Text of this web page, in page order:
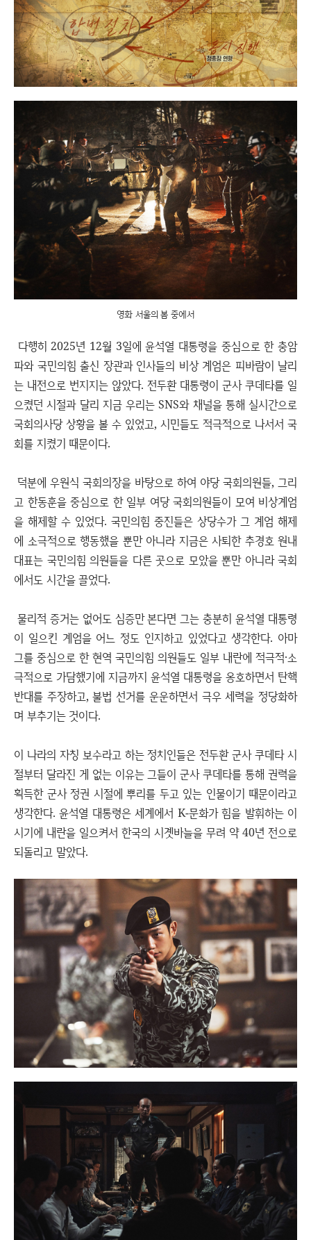
영화 서울의 봄 중에서
다행히 2025년 12월 3일에 윤석열 대통령을 중심으로 한 충암
파와 국민의힘 출신 장관과 인사들의 비상 계엄은 피바람이 날리
는 내전으로 번지지는 않았다. 전두환 대통령이 군사 쿠데타를 일
으켰던 시절과 달리 지금 우리는 SNS와 채널을 통해 실시간으로
국회의사당 상황을 볼 수 있었고, 시민들도 적극적으로 나서서 국
회를 지켰기 때문이다.
덕분에 우원식 국회의장을 바탕으로 하여 야당 국회의원들, 그리
고 한동훈을 중심으로 한 일부 여당 국회의원들이 모여 비상계엄
을 해제할 수 있었다. 국민의힘 중진들은 상당수가 그 계엄 해제
에 소극적으로 행동했을 뿐만 아니라 지금은 사퇴한 추경호 원내
대표는 국민의힘 의원들을 다른 곳으로 모았을 뿐만 아니라 국회
에서도 시간을 끌었다.
물리적 증거는 없어도 심증만 본다면 그는 충분히 윤석열 대통령
이 일으킨 계엄을 어느 정도 인지하고 있었다고 생각한다. 아마
그를 중심으로 한 현역 국민의힘 의원들도 일부 내란에 적극적·소
극적으로 가담했기에 지금까지 윤석열 대통령을 옹호하면서 탄핵
반대를 주장하고, 불법 선거를 운운하면서 극우 세력을 정당화하
며 부추기는 것이다.
이 나라의 자칭 보수라고 하는 정치인들은 전두환 군사 쿠데타 시
절부터 달라진 게 없는 이유는 그들이 군사 쿠데타를 통해 권력을
획득한 군사 정권 시절에 뿌리를 두고 있는 인물이기 때문이라고
생각한다. 윤석열 대통령은 세계에서 K-문화가 힘을 발휘하는 이
시기에 내란을 일으켜서 한국의 시곗바늘을 무려 약 40년 전으로
되돌리고 말았다.